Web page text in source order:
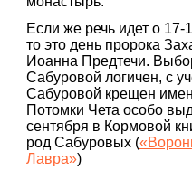
Если же речь идет о 17-
то это день пророка
Иоанна Предтечи.
Сабуровой логичен, с
Сабуровой крещен
Потомки Чета особо
сентября в Кормовой
род Сабуровых (
Лавра»)